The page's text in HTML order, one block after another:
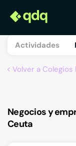
Actividades
Volver a
Negocios y
Ceuta